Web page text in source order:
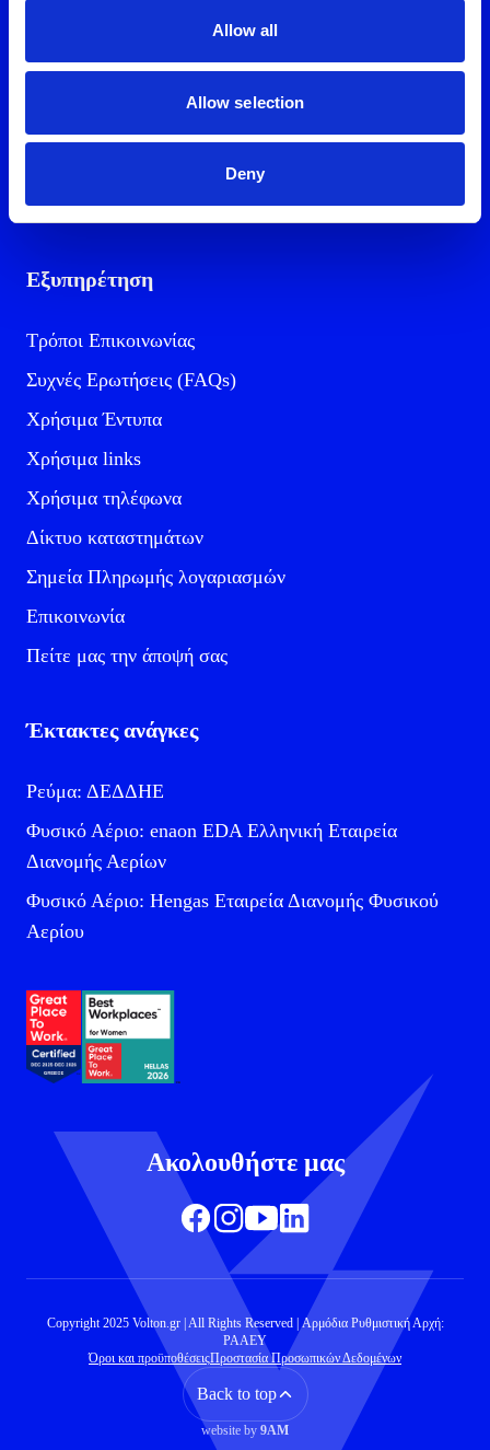
Allow all
Allow selection
Deny
Ρεύμα για την επιχείρηση
Φυσικό Αέριο για την επιχείρηση
Εξυπηρέτηση
Τρόποι Επικοινωνίας
Συχνές Ερωτήσεις (FAQs)
Χρήσιμα Έντυπα
Χρήσιμα links
Χρήσιμα τηλέφωνα
Δίκτυο καταστημάτων
Σημεία Πληρωμής λογαριασμών
Επικοινωνία
Πείτε μας την άποψή σας
Έκτακτες ανάγκες
Ρεύμα: ΔΕΔΔΗΕ
Φυσικό Αέριο: enaon EDA Ελληνική Εταιρεία
Διανομής Αερίων
Φυσικό Αέριο: Hengas Εταιρεία Διανομής Φυσικού
Αερίου
Ακολουθήστε μας
Copyright 2025 Volton.gr | All Rights Reserved | Αρμόδια Ρυθμιστική Αρχή:
ΡΑΑΕΥ
Όροι και προϋποθέσειςΠροστασία Προσωπικών Δεδομένων
Back to top
website by 9AM